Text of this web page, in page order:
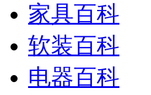
家具百科
软装百科
电器百科